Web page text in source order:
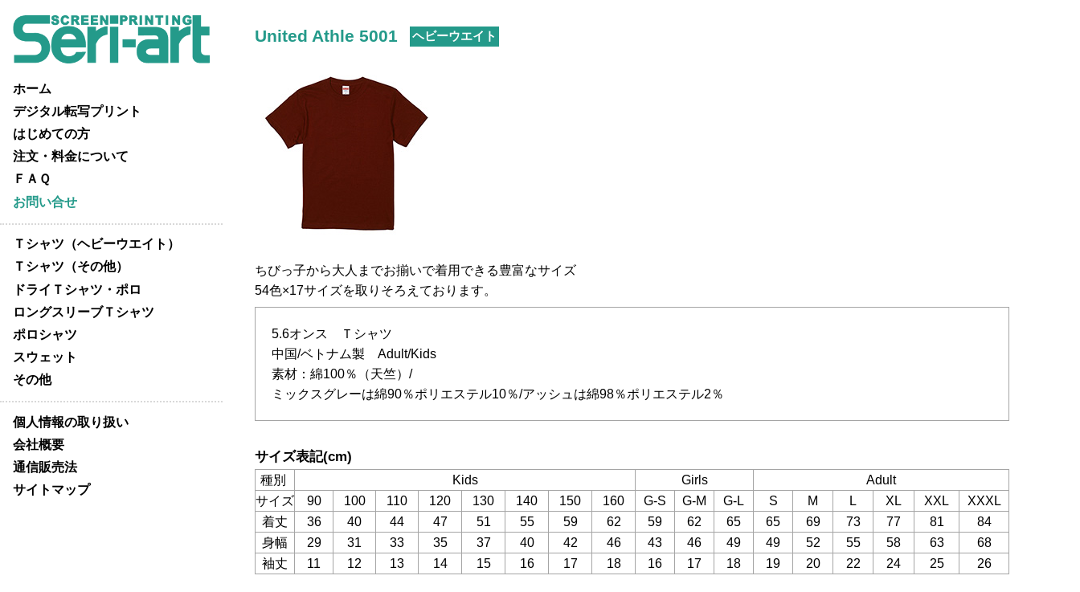
ホーム
デジタル転写プリント
はじめての方
注文・料金について
ＦＡＱ
お問い合せ
Ｔシャツ（ヘビーウエイト）
Ｔシャツ（その他）
ドライＴシャツ・ポロ
ロングスリーブＴシャツ
ポロシャツ
スウェット
その他
個人情報の取り扱い
会社概要
通信販売法
サイトマップ
United Athle 5001 ヘビーウエイト
ちびっ子から大人までお揃いで着用できる豊富なサイズ
54色×17サイズを取りそろえております。
5.6オンス Ｔシャツ
中国/ベトナム製 Adult/Kids
素材：綿100％（天竺）/
ミックスグレーは綿90％ポリエステル10％/アッシュは綿98％ポリエステル2％
サイズ表記(cm)
種別 Kids Girls
Adult
サイズ
90 100 110 120 130 140 150 160 G-S G-M G-L S M L XL XXL
XXXL
着丈
36 40 44 47 51 55 59 62 59 62 65 65 69 73 77 81
84
身幅
29 31 33 35 37 40 42 46 43 46 49 49 52 55 58 63
68
袖丈
11 12 13 14 15 16 17 18 16 17 18 19 20 22 24 25 26